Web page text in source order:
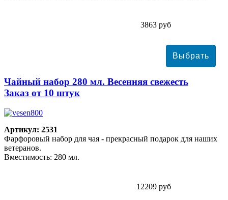
3863 руб
Чайный набор 280 мл. Весенняя свежесть
Заказ от 10 штук
Артикул: 2531
Фарфоровый набор для чая - прекрасный подарок для наших
ветеранов.
Вместимость: 280 мл.
12209 руб